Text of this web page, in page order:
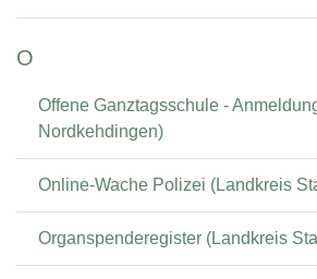
O
Offene Ganztagsschule -
Nordkehdingen)
Online-Wache Polizei (Landkreis
Organspenderegister (Landkreis